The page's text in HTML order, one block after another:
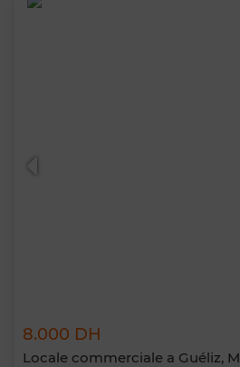
8.000 DH
Locale commerciale a Guéliz,